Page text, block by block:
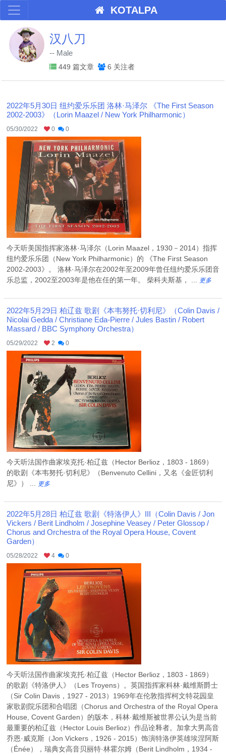
KOTALPA
汉八刀
-- Male
449 篇文章 6 关注者
2022年5月30日 纽约爱乐乐团 洛林·马泽尔 《The First Season
2002-2003》（Lorin Maazel / New York Philharmonic）
05/30/2022 0 0
今天听美国指挥家洛林·马泽尔（Lorin Maazel，1930－2014）指挥
纽约爱乐乐团（New York Philharmonic）的 《The First Season
2002-2003》。 洛林·马泽尔在2002年至2009年曾任纽约爱乐乐团音
乐总监，2002至2003年是他在任的第一年。 柴科夫斯基， ...
更多
2022年5月29日 柏辽兹 歌剧《本韦努托·切利尼》（Colin Davis /
Nicolai Gedda / Christiane Eda-Pierre / Jules Bastin / Robert
Massard / BBC Symphony Orchestra）
05/29/2022 2 0
今天听法国作曲家埃克托·柏辽兹（Hector Berlioz，1803 - 1869）
的歌剧《本韦努托·切利尼》（Benvenuto Cellini，又名《金匠切利
尼》） ...
更多
2022年5月28日 柏辽兹 歌剧《特洛伊人》III（Colin Davis / Jon
Vickers / Berit Lindholm / Josephine Veasey / Peter Glossop /
Chorus and Orchestra of the Royal Opera House, Covent
Garden）
05/28/2022 4 0
今天听法国作曲家埃克托·柏辽兹（Hector Berlioz，1803 - 1869）
的歌剧《特洛伊人》（Les Troyens）。英国指挥家科林·戴维斯爵士
（Sir Colin Davis，1927 - 2013）1969年在伦敦指挥柯文特花园皇
家歌剧院乐团和合唱团（Chorus and Orchestra of the Royal Opera
House, Covent Garden）的版本，科林·戴维斯被世界公认为是当前
最重要的柏辽兹（Hector Louis Berlioz）作品诠释者。加拿大男高音
乔恩·威克斯（Jon Vickers，1926 - 2015）饰演特洛伊英雄埃涅阿斯
（Énée），瑞典女高音贝丽特·林霍尔姆（Berit Lindholm，1934 -